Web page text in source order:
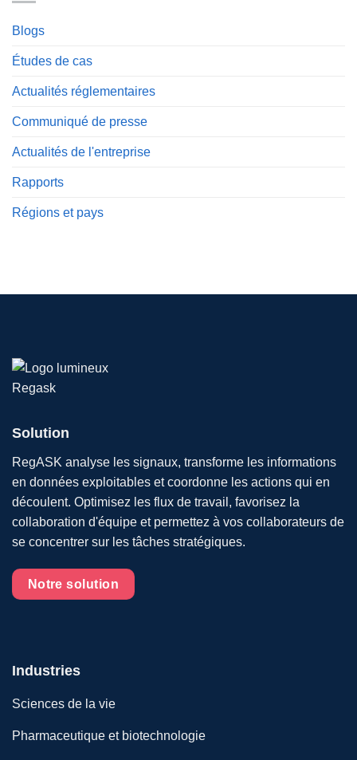
Blogs
Études de cas
Actualités réglementaires
Communiqué de presse
Actualités de l'entreprise
Rapports
Régions et pays
Solution
RegASK analyse les signaux, transforme les informations
en données exploitables et coordonne les actions qui en
découlent. Optimisez les flux de travail, favorisez la
collaboration d'équipe et permettez à vos collaborateurs de
se concentrer sur les tâches stratégiques.
Notre solution
Industries
Sciences de la vie
Pharmaceutique et biotechnologie